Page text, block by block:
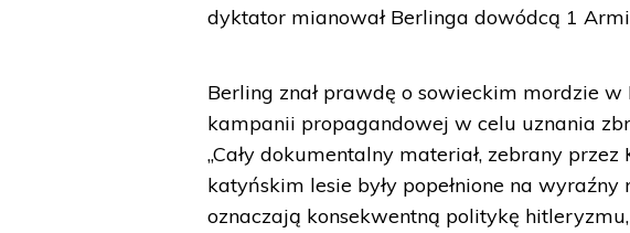
dyktator mianował Berlinga dowódcą 1
Berling znał prawdę o sowieckim mordzie w
kampanii propagandowej w celu uznania
„Cały dokumentalny materiał, zebrany
katyńskim lesie były popełnione na
oznaczają konsekwentną politykę